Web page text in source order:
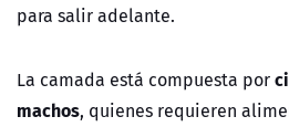
para salir adelante.
La camada está compuesta por
machos, quienes requieren